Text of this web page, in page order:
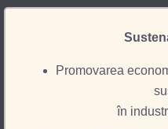
Promovarea
în